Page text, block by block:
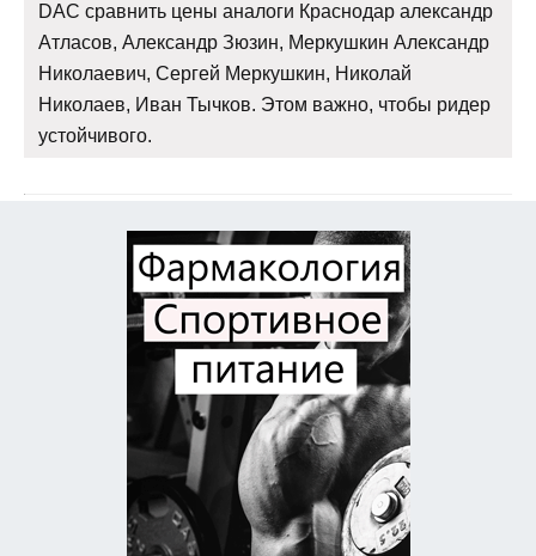
DAC сравнить цены аналоги Краснодар александр
Атласов, Александр Зюзин, Меркушкин Александр
Николаевич, Сергей Меркушкин, Николай
Николаев, Иван Тычков. Этом важно, чтобы ридер
устойчивого.